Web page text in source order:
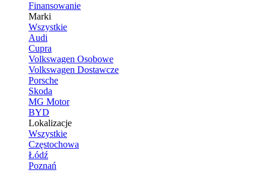
Finansowanie
Marki
Wszystkie
Audi
Cupra
Volkswagen Osobowe
Volkswagen Dostawcze
Porsche
Skoda
MG Motor
BYD
Lokalizacje
Wszystkie
Częstochowa
Łódź
Poznań